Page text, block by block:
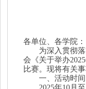
各单位、各学院：
为深入贯彻
会《关于举办
比赛。现将有关
一、活动时间
2025年10月至